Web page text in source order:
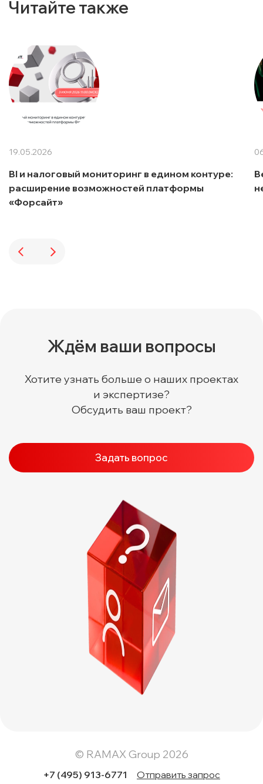
Читайте также
19.05.2026
BI и налоговый мониторинг в едином контуре:
расширение возможностей платформы
«Форсайт»
Ждём ваши вопросы
Хотите узнать больше о наших проектах
и экспертизе?
Обсудить ваш проект?
Задать вопрос
© RAMAX Group 2026
+7 (495) 913-6771 Отправить запрос